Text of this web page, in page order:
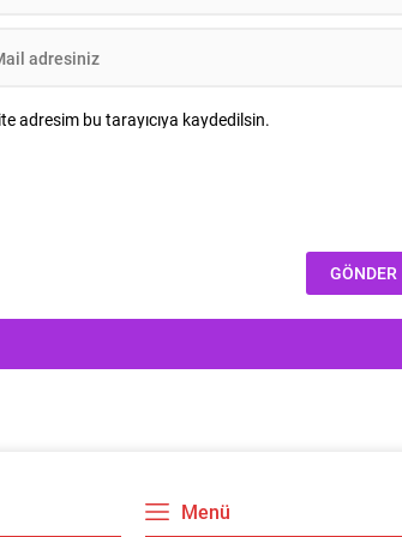
adresim bu tarayıcıya kaydedilsin.
Menü